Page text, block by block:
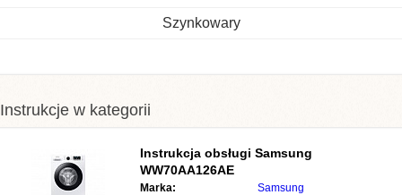
Szynkowary
Instrukcje w kategorii
Instrukcja obsługi Samsung
WW70AA126AE
Marka: Samsung